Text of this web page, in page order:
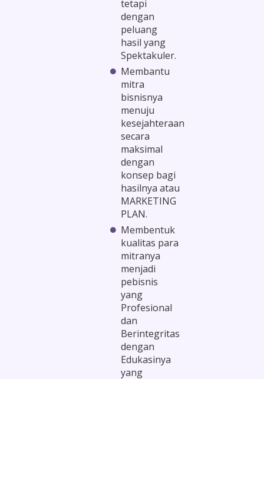
tetapi
dengan
peluang
hasil yang
Spektakuler.
Membantu
mitra
bisnisnya
menuju
kesejahteraan
secara
maksimal
dengan
konsep bagi
hasilnya atau
MARKETING
PLAN.
Membentuk
kualitas para
mitranya
menjadi
pebisnis
yang
Profesional
dan
Berintegritas
dengan
Edukasinya
yang